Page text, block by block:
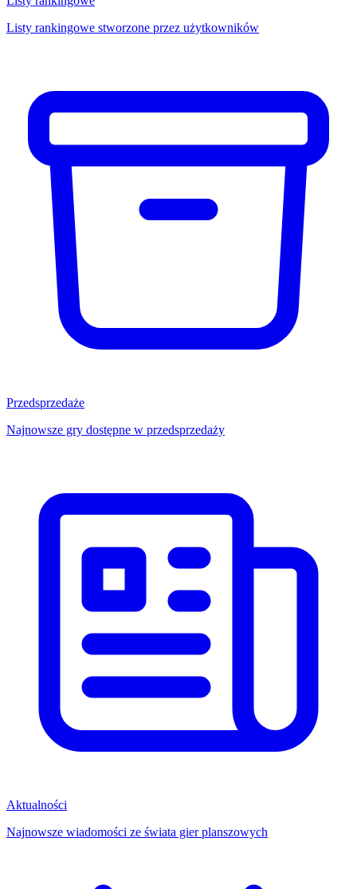
Listy rankingowe stworzone przez użytkowników
Przedsprzedaże
Najnowsze gry dostępne w przedsprzedaży
Aktualności
Najnowsze wiadomości ze świata gier planszowych